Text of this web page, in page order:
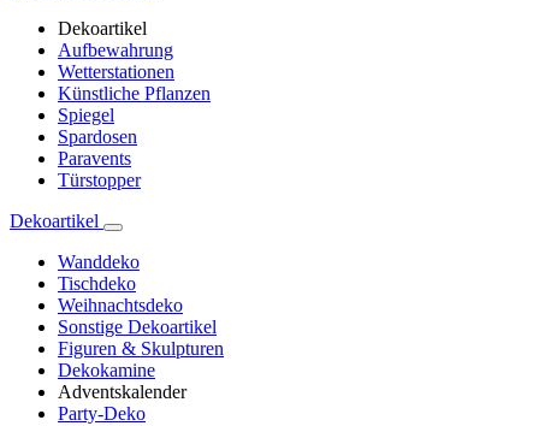
Dekoartikel
Aufbewahrung
Wetterstationen
Künstliche Pflanzen
Spiegel
Spardosen
Paravents
Türstopper
Dekoartikel
Wanddeko
Tischdeko
Weihnachtsdeko
Sonstige Dekoartikel
Figuren & Skulpturen
Dekokamine
Adventskalender
Party-Deko